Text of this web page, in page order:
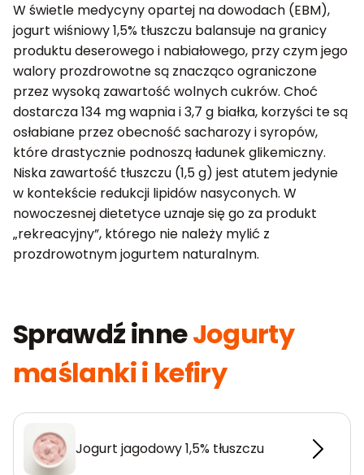
W świetle medycyny opartej na dowodach (EBM),
jogurt wiśniowy 1,5% tłuszczu balansuje na granicy
produktu deserowego i nabiałowego, przy czym jego
walory prozdrowotne są znacząco ograniczone
przez wysoką zawartość wolnych cukrów. Choć
dostarcza 134 mg wapnia i 3,7 g białka, korzyści te są
osłabiane przez obecność sacharozy i syropów,
które drastycznie podnoszą ładunek glikemiczny.
Niska zawartość tłuszczu (1,5 g) jest atutem jedynie
w kontekście redukcji lipidów nasyconych. W
nowoczesnej dietetyce uznaje się go za produkt
„rekreacyjny”, którego nie należy mylić z
prozdrowotnym jogurtem naturalnym.
Sprawdź inneJogurty
maślanki i kefiry
Jogurt jagodowy 1,5% tłuszczu